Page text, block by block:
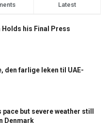
Latest
his Final Press
den farlige leken til UAE-
but severe weather still
Denmark